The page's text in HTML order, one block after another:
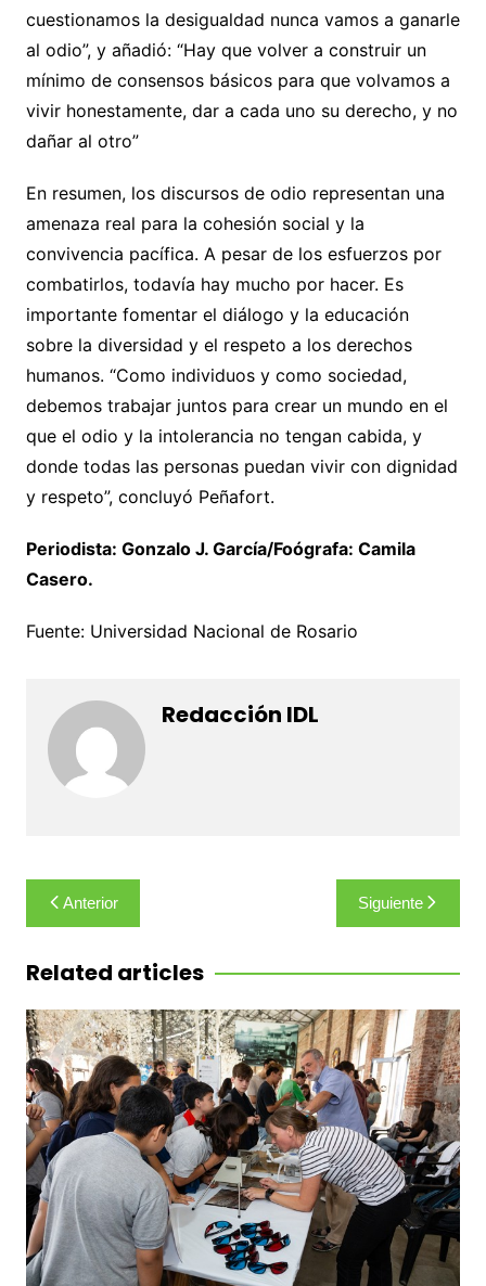
cuestionamos la desigualdad nunca vamos a ganarle
al odio”, y añadió: “Hay que volver a construir un
mínimo de consensos básicos para que volvamos a
vivir honestamente, dar a cada uno su derecho, y no
dañar al otro”
En resumen, los discursos de odio representan una
amenaza real para la cohesión social y la
convivencia pacífica. A pesar de los esfuerzos por
combatirlos, todavía hay mucho por hacer. Es
importante fomentar el diálogo y la educación
sobre la diversidad y el respeto a los derechos
humanos. “Como individuos y como sociedad,
debemos trabajar juntos para crear un mundo en el
que el odio y la intolerancia no tengan cabida, y
donde todas las personas puedan vivir con dignidad
y respeto”, concluyó Peñafort.
Periodista: Gonzalo J. García/Foógrafa: Camila
Casero.
Fuente: Universidad Nacional de Rosario
Redacción IDL
Navegación
de
entradas
Anterior Siguiente
Related articles